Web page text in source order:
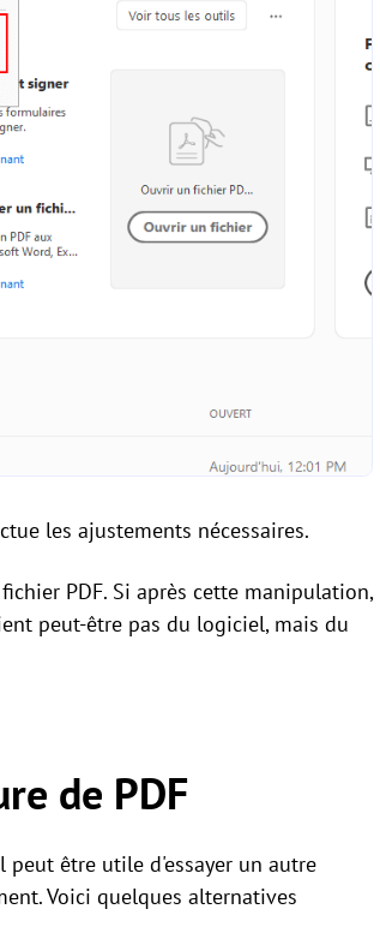
les ajustements nécessaires.
PDF. Si après cette manipulation,
peut-être pas du logiciel, mais du
de PDF
peut être utile d'essayer un autre
Voici quelques alternatives